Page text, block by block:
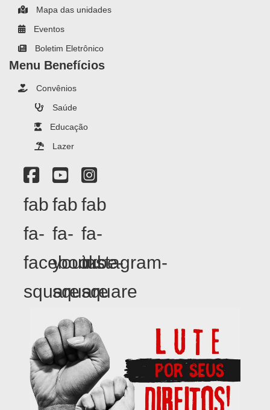
Mapa das unidades
Eventos
Boletim Eletrônico
Menu Benefícios
Convênios
Saúde
Educação
Lazer
fab
fa-
facebook-
square
fab
fa-
youtube-
square
fab
fa-
instagram-
square